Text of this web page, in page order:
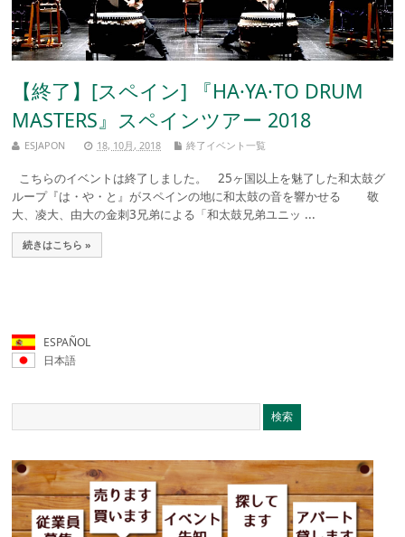
【終了】[スペイン] 『HA·YA·TO DRUM
MASTERS』スペインツアー 2018
ESJAPON 18, 10月, 2018 終了イベント一覧
こちらのイベントは終了しました。 25ヶ国以上を魅了した和太鼓グ
ループ『は・や・と』がスペインの地に和太鼓の音を響かせる 敬
大、凌大、由大の金刺3兄弟による「和太鼓兄弟ユニッ ...
続きはこちら »
ESPAÑOL
日本語